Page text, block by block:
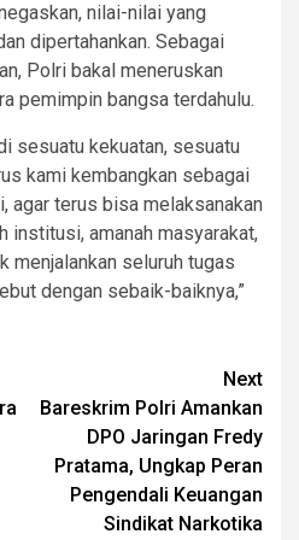
nilai-nilai yang
dipertahankan. Sebagai
Polri bakal meneruskan
pemimpin bangsa terdahulu.
sesuatu kekuatan, sesuatu
kami kembangkan sebagai
agar terus bisa melaksanakan
institusi, amanah masyarakat,
menjalankan seluruh tugas
dengan sebaik-baiknya,”
Next
Bareskrim Polri Amankan
DPO Jaringan Fredy
Pratama, Ungkap Peran
Pengendali Keuangan
Sindikat Narkotika